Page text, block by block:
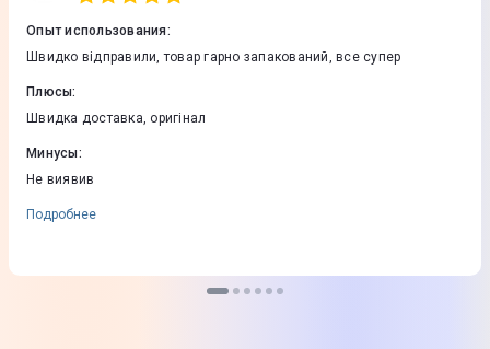
Опыт использования:
Швидко відправили, товар гарно запакований, все супер
Плюсы:
Швидка доставка, оригінал
Минусы:
Не виявив
Подробнее